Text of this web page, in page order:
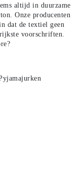
altijd in duurzame
Onze producenten
dat de textiel geen
voorschriften.